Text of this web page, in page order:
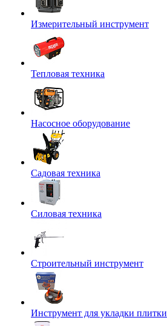
Измерительный инструмент
Тепловая техника
Насосное оборудование
Садовая техника
Силовая техника
Строительный инструмент
Инструмент для укладки плитки